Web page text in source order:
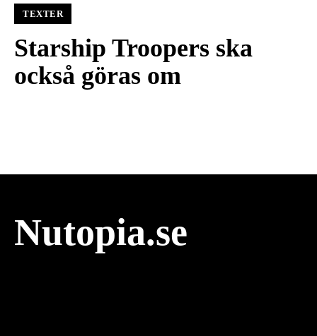
TEXTER
Starship Troopers ska
också göras om
Nutopia.se